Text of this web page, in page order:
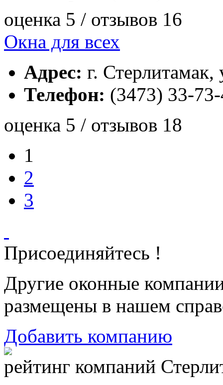
оценка 5 / отзывов 16
Окна для всех
Адрес: г.
Телефон: (3473) 33-
оценка 5 / отзывов 18
1
2
3
Присоединяйтесь !
Другие оконные
размещены в нашем
Добавить компанию
рейтинг компаний